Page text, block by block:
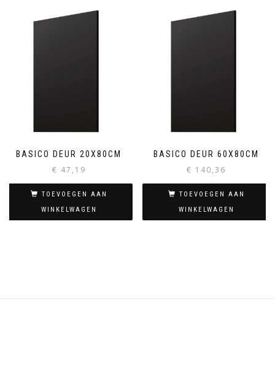
BASICO DEUR 20X80CM
€ 47,19
TOEVOEGEN AAN
WINKELWAGEN
BASICO DEUR 60X80CM
€ 140,36
TOEVOEGEN AAN
WINKELWAGEN